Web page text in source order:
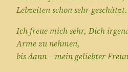
Lebzeiten schon sehr geschätzt.
Ich freue mich sehr, Dich
Arme zu nehmen,
bis dann – mein geliebter